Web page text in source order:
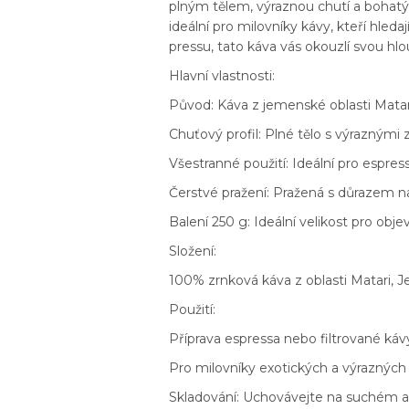
plným tělem, výraznou chutí a
ideální pro milovníky kávy, kteří
pressu, tato káva vás okouzlí svou
Hlavní vlastnosti:
Původ: Káva z jemenské oblasti
Chuťový profil: Plné tělo s
Všestranné použití: Ideální pro
Čerstvé pražení: Pražená s důrazem
Balení 250 g: Ideální velikost pro
Složení:
100% zrnková káva z oblasti Matari,
Použití:
Příprava espressa nebo filtrované
Pro milovníky exotických a
Skladování: Uchovávejte na suchém